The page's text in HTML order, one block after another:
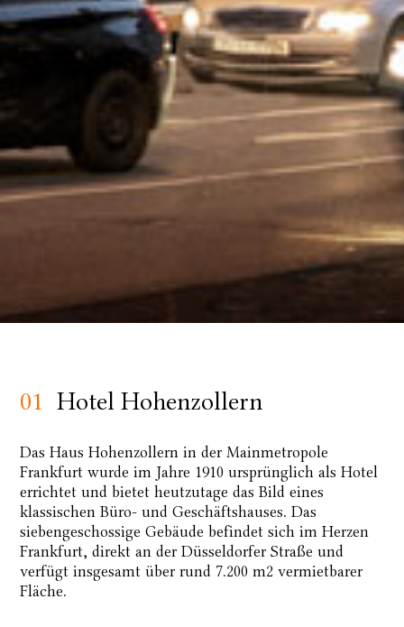
01 Hotel Hohenzollern
Das Haus Hohenzollern in der Mainmetropole
Frankfurt wurde im Jahre 1910 ursprünglich als Hotel
errichtet und bietet heutzutage das Bild eines
klassischen Büro- und Geschäftshauses. Das
siebengeschossige Gebäude befindet sich im Herzen
Frankfurt, direkt an der Düsseldorfer Straße und
verfügt insgesamt über rund 7.200 m2 vermietbarer
Fläche.